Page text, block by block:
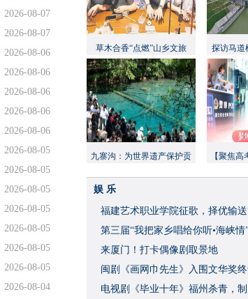
2026-08-07
2026-08-07
2026-08-06
2026-08-06
2026-08-06
2026-08-06
2026-08-06
2026-08-05
2026-08-05
2026-08-05
2026-08-05
2026-08-05
2026-08-05
2026-08-05
2026-08-04
草木合香“点燃”山乡文旅 探访马道
九寨沟：为世界遗产保护贡
【聚焦
娱 乐
福建艺术职业学院征歌，择优输送
第三届“我把家乡唱给你听•海峡情
来厦门！打卡偶像剧取景地
闽剧《画网巾先生》入围文华奖
电视剧《毕业十年》福州杀青，